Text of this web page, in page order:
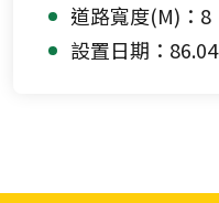
道路寬度(M)：8
設置日期：86.04